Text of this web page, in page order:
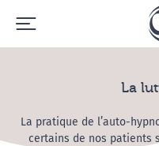
La
La pratique de l’auto-
certains de nos patients